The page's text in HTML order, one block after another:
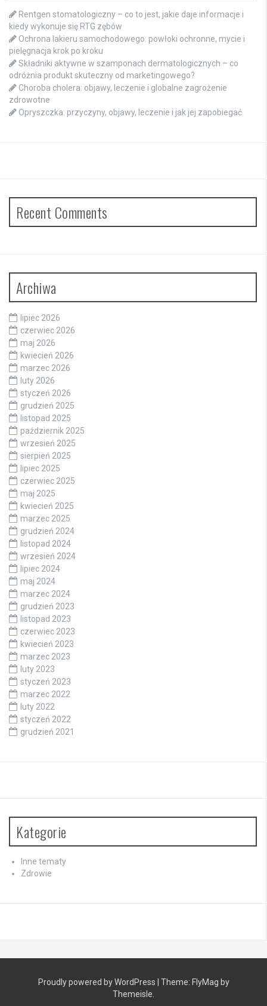
Rentgen stomatologiczny – co to jest, jakie daje informacje i
kiedy wykonuje się RTG zębów
Ochrona lakieru samochodowego: powłoki ochronne, mycie i
pielęgnacja krok po kroku
Składniki aktywne w szamponach dermatologicznych – co
odróżnia produkt skuteczny od marketingowego?
Choroba cholera: objawy, leczenie i globalne zagrożenie
zdrowotne
Opryszczka: przyczyny, objawy, leczenie i jak jej zapobiegać
Recent Comments
Archiwa
lipiec 2026
czerwiec 2026
maj 2026
kwiecień 2026
marzec 2026
luty 2026
styczeń 2026
grudzień 2025
listopad 2025
październik 2025
wrzesień 2025
sierpień 2025
lipiec 2025
czerwiec 2025
maj 2025
kwiecień 2025
marzec 2025
grudzień 2024
listopad 2024
wrzesień 2024
lipiec 2024
maj 2024
marzec 2024
grudzień 2023
listopad 2023
czerwiec 2023
kwiecień 2023
marzec 2023
luty 2023
styczeń 2023
marzec 2022
luty 2022
styczeń 2022
grudzień 2021
Kategorie
Inne tematy
Zdrowie
Proudly powered by WordPress Theme: FlyMag by
Themeisle.